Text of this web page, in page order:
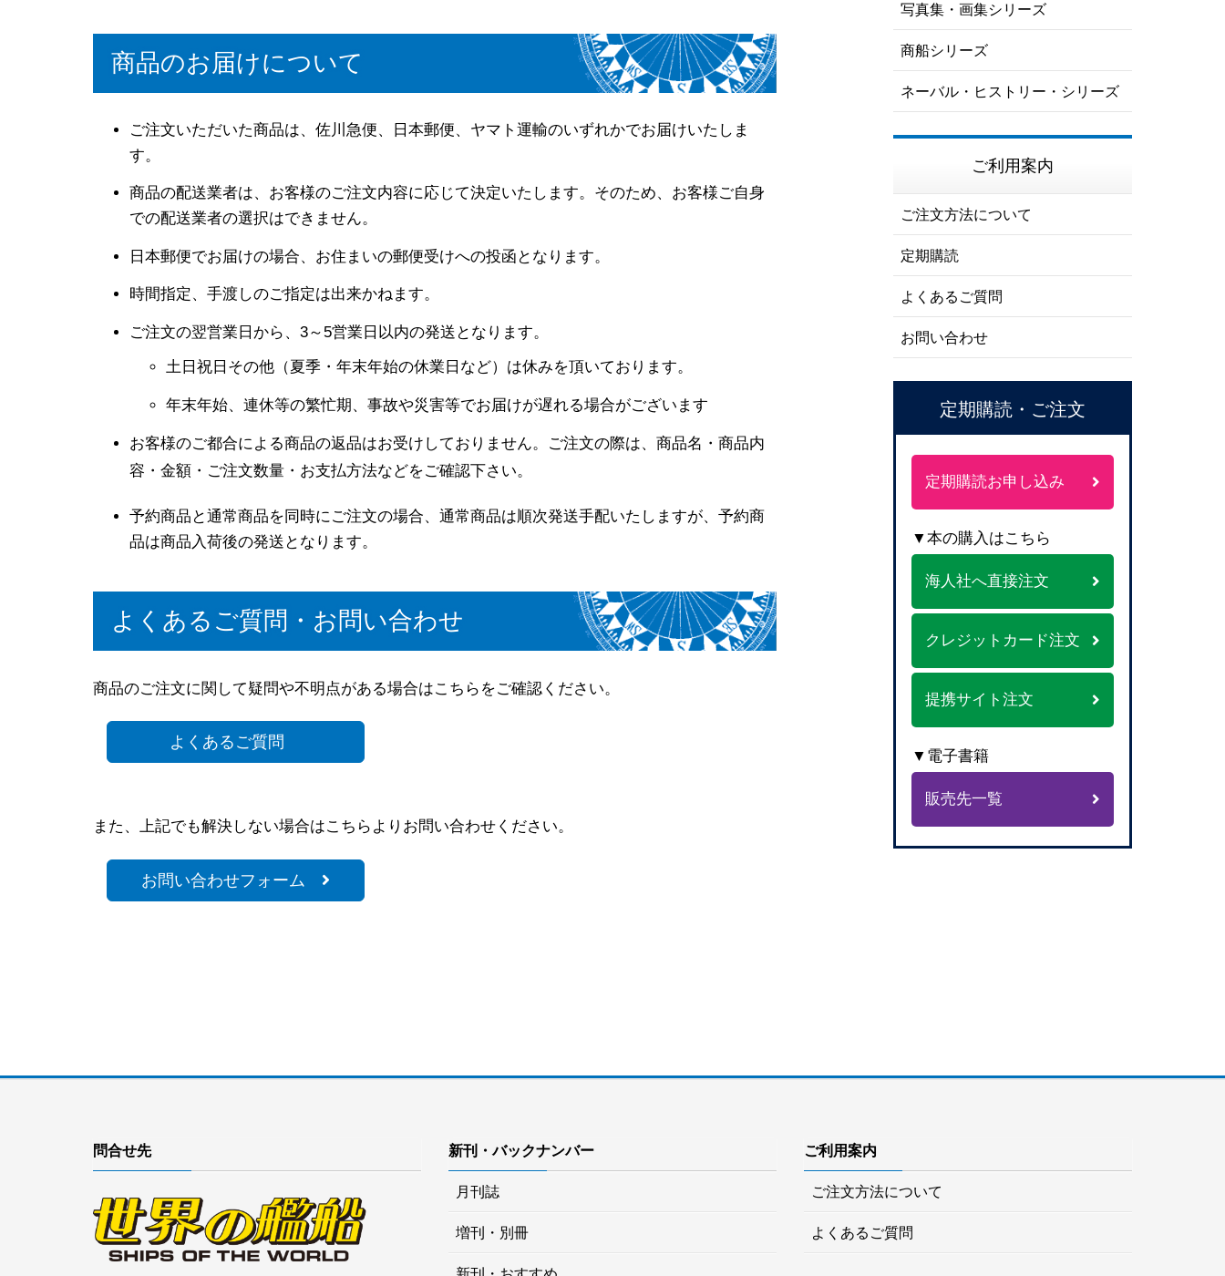
商品のお届けについて
ご注文いただいた商品は、佐川急便、日本郵便、ヤマト運輸のいずれかでお届けいたしま
す。
商品の配送業者は、お客様のご注文内容に応じて決定いたします。そのため、お客様ご自身
での配送業者の選択はできません。
日本郵便でお届けの場合、お住まいの郵便受けへの投函となります。
時間指定、手渡しのご指定は出来かねます。
ご注文の翌営業日から、3～5営業日以内の発送となります。
土日祝日その他（夏季・年末年始の休業日など）は休みを頂いております。
年末年始、連休等の繁忙期、事故や災害等でお届けが遅れる場合がございます
お客様のご都合による商品の返品はお受けしておりません。ご注文の際は、商品名・商品内
容・金額・ご注文数量・お支払方法などをご確認下さい。
予約商品と通常商品を同時にご注文の場合、通常商品は順次発送手配いたしますが、予約商
品は商品入荷後の発送となります。
よくあるご質問・お問い合わせ
商品のご注文に関して疑問や不明点がある場合はこちらをご確認ください。
よくあるご質問
また、上記でも解決しない場合はこちらよりお問い合わせください。
お問い合わせフォーム
写真集・画集シリーズ
商船シリーズ
ネーバル・ヒストリー・シリーズ
ご利用案内
ご注文方法について
定期購読
よくあるご質問
お問い合わせ
定期購読・ご注文
定期購読お申し込み
▼本の購入はこちら
海人社へ直接注文
クレジットカード注文
提携サイト注文
▼電子書籍
販売先一覧
問合せ先 新刊・バックナンバー
月刊誌
増刊・別冊
ご利用案内
ご注文方法について
よくあるご質問